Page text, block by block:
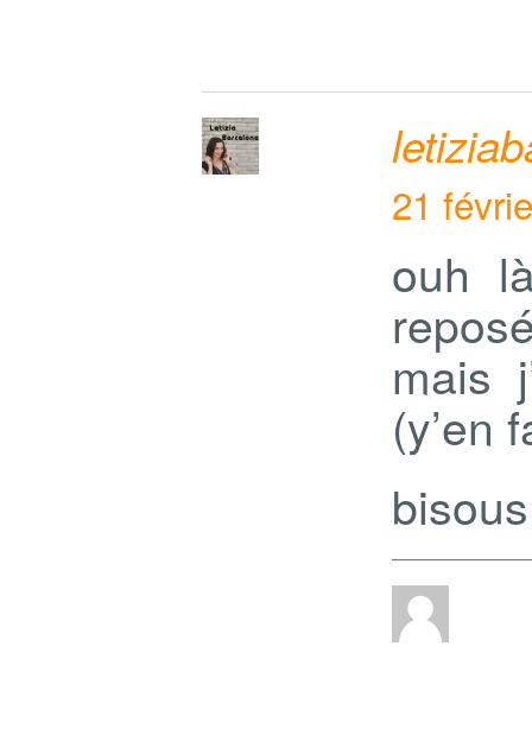
21
ouh
mais
(y’en